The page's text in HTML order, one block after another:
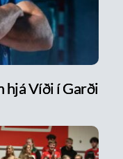
hjá Víði í Garði